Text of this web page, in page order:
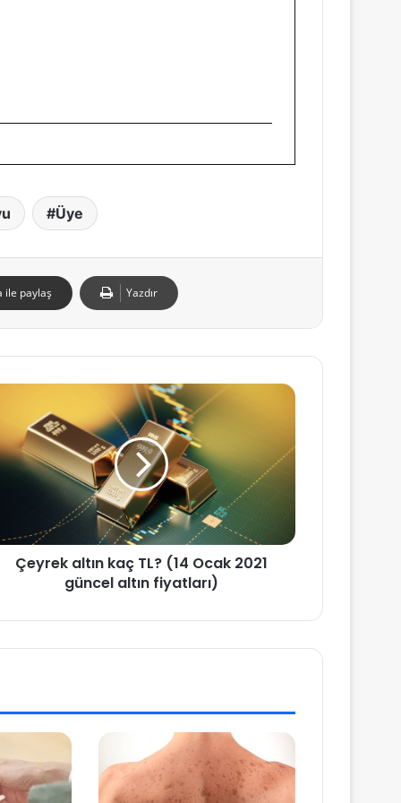
Üye
ile paylaş Yazdır
Çeyrek altın kaç TL? (14 Ocak 2021
güncel altın fiyatları)